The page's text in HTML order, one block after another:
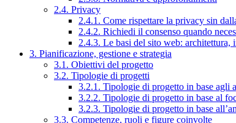
2.4. Privacy
2.4.1. Come rispettare la privacy sin
2.4.2. Richiedi il consenso quando
2.4.3. Le basi del sito web:
3. Pianificazione, gestione e strategia
3.1. Obiettivi del progetto
3.2. Tipologie di progetti
3.2.1. Tipologie di progetto in base agli
3.2.2. Tipologie di progetto in base al
3.2.3. Tipologie di progetto in base
3.3. Competenze, ruoli e figure coinvolte